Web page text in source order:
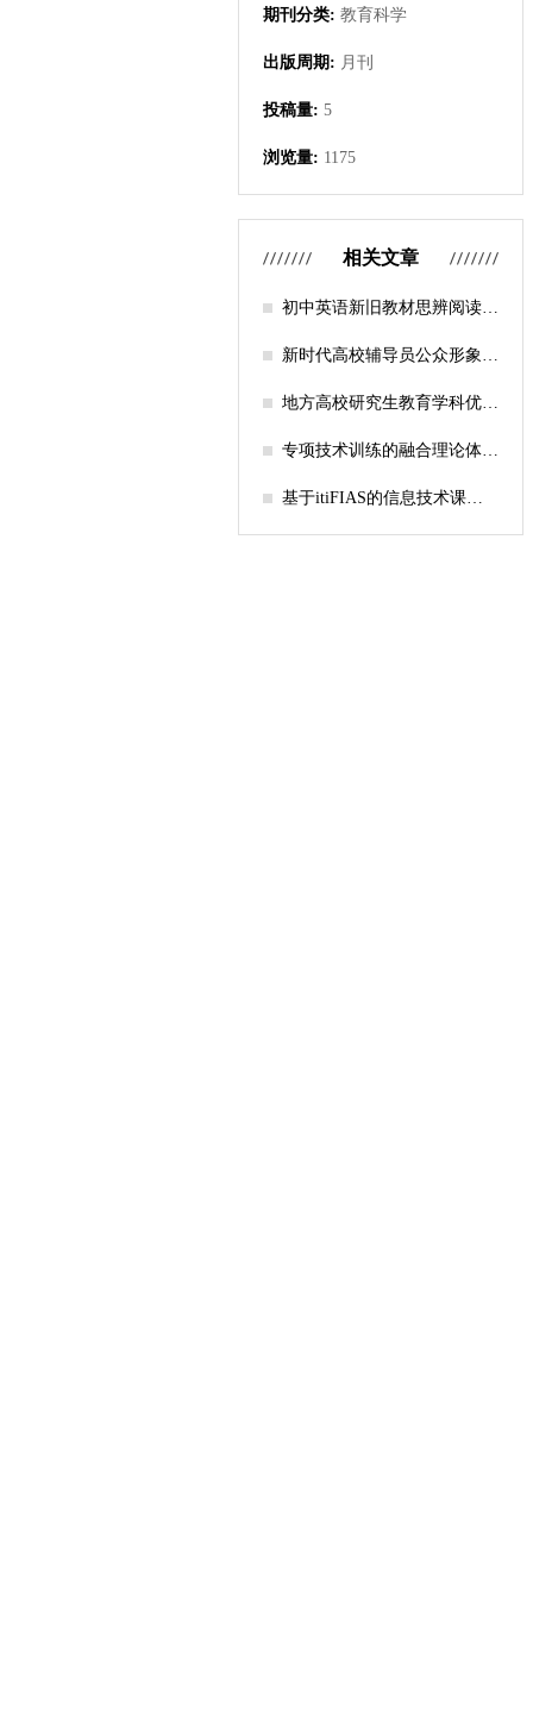
期刊分类: 教育科学
出版周期: 月刊
投稿量: 5
浏览量: 1175
相关文章
初中英语新旧教材思辨阅读任
新时代高校辅导员公众形象塑
地方高校研究生教育学科优化
径探析
专项技术训练的融合理论体系
基于itiFIAS的信息技术课堂